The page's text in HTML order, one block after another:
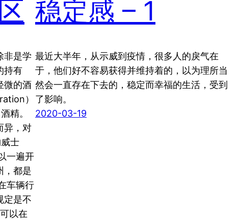
非是学
持有
微的酒
）
精。
异，对
士
一遍开
，都是
车辆行
定是不
以在
稳定感 – 1
最近大半年，从示威到疫情，很多人的戾气在
于，他们好不容易获得并维持着的，以为理所当
然会一直存在下去的，稳定而幸福的生活，受到
了影响。
2020-03-19